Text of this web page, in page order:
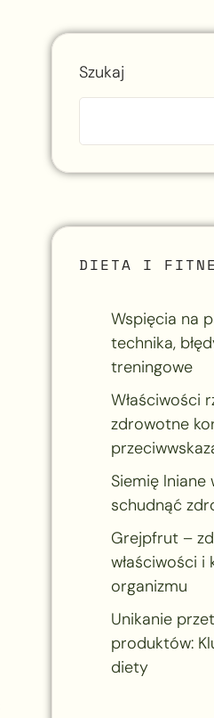
Szukaj
DIETA I
Wspięcia na
technika,
treningowe
Właściwości
zdrowotne
Siemię lniane
schudnąć
Grejpfrut –
właściwości i
organizmu
Unikanie
produktów:
diety